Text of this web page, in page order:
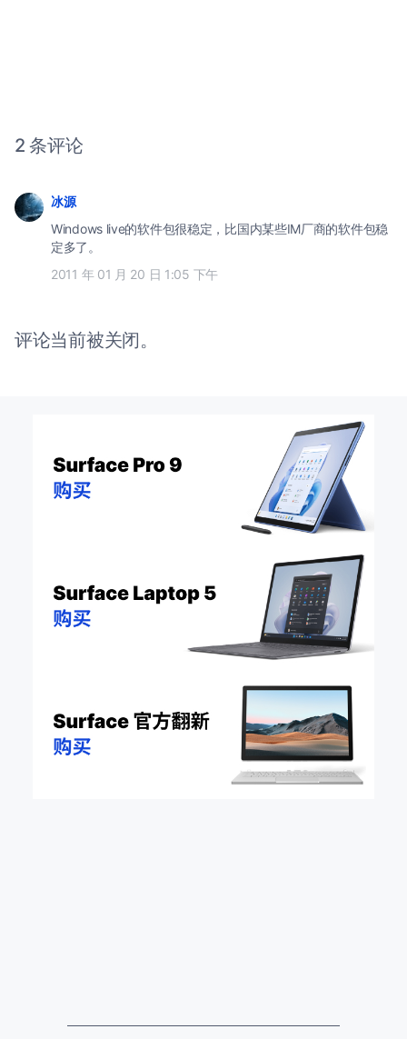
2 条评论
冰源
Windows live的软件包很稳定，比国内某些IM厂商的软件包稳
定多了。
2011 年 01 月 20 日 1:05 下午
评论当前被关闭。